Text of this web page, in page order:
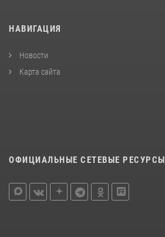
НАВИГАЦИЯ
Новости
Карта сайта
ОФИЦИАЛЬНЫЕ СЕТЕВЫЕ РЕСУРСЫ